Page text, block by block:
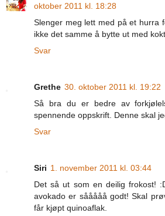
oktober 2011 kl. 18:28
Slenger meg lett med på et hurra
ikke det samme å bytte ut med
Svar
Grethe 30. oktober 2011 kl. 19:22
Så bra du er bedre av
spennende oppskrift. Denne skal
Svar
Siri 1. november 2011 kl. 03:44
Det så ut som en deilig frokost!
avokado er sååååå godt! Skal
får kjøpt quinoaflak.